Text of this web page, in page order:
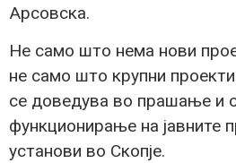
Арсовска.
Не само што нема нови
не само што крупни
се доведува во прашање и
функционирање на јавните
установи во Скопје.